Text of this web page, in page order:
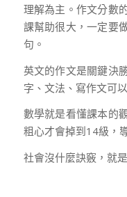
理解為主。作文分數
課幫助很大，一定要
句。
英文的作文是關鍵決
字、文法、寫作文可
數學就是看懂課本的
粗心才會掉到14級，
社會沒什麼訣竅，就